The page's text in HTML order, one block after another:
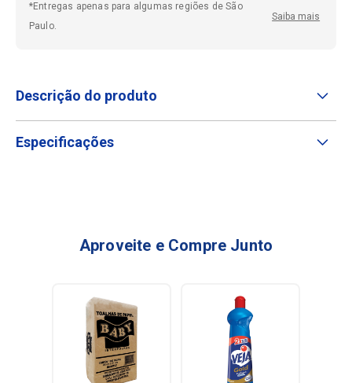
*Entregas apenas para algumas regiões de São
Paulo.
Saiba mais
Descrição do produto
Especificações
Aproveite e Compre Junto